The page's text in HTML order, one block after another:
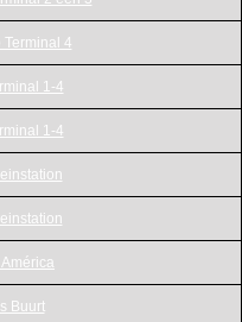
Terminal 4
1-4
1-4
Buurt